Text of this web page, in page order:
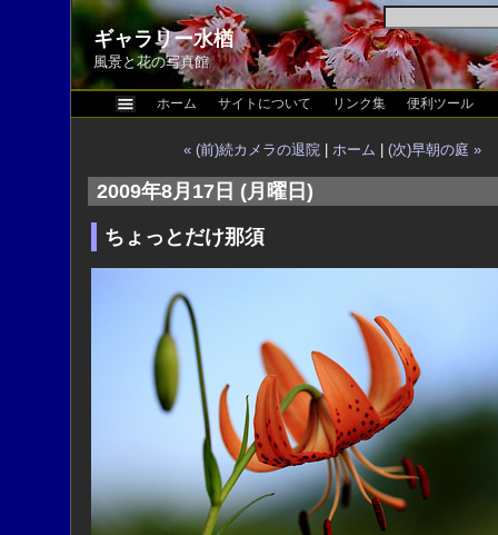
ギャラリー水楢
風景と花の写真館
ホーム サイトについて リンク集 便利ツール
« (前)続カメラの退院| ホーム (次)早朝の庭 »
2009年8月17日 (月曜日)
ちょっとだけ那須